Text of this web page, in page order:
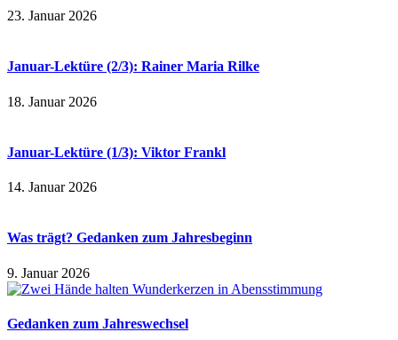
23. Januar 2026
Januar-Lektüre (2/3): Rainer Maria Rilke
18. Januar 2026
Januar-Lektüre (1/3): Viktor Frankl
14. Januar 2026
Was trägt? Gedanken zum Jahresbeginn
9. Januar 2026
Gedanken zum Jahreswechsel